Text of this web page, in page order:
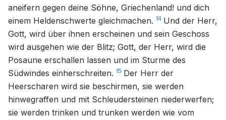
aneifern gegen deine Söhne, Griechenland! und dich
einem Heldenschwerte gleichmachen. 14 Und der Herr,
Gott, wird über ihnen erscheinen und sein Geschoss
wird ausgehen wie der Blitz; Gott, der Herr, wird die
Posaune erschallen lassen und im Sturme des
Südwindes einherschreiten. 15 Der Herr der
Heerscharen wird sie beschirmen, sie werden
hinwegraffen und mit Schleudersteinen niederwerfen;
sie werden trinken und trunken werden wie vom